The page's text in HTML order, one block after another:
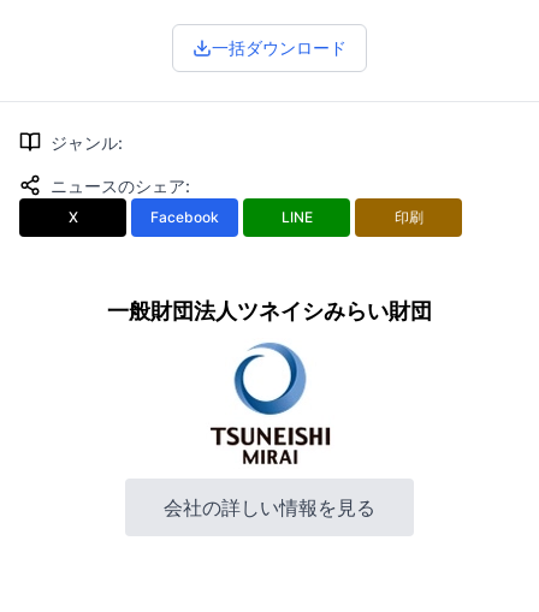
一括ダウンロード
ジャンル:
ニュースのシェア:
X Facebook LINE 印刷
一般財団法人ツネイシみらい財団
会社の詳しい情報を見る